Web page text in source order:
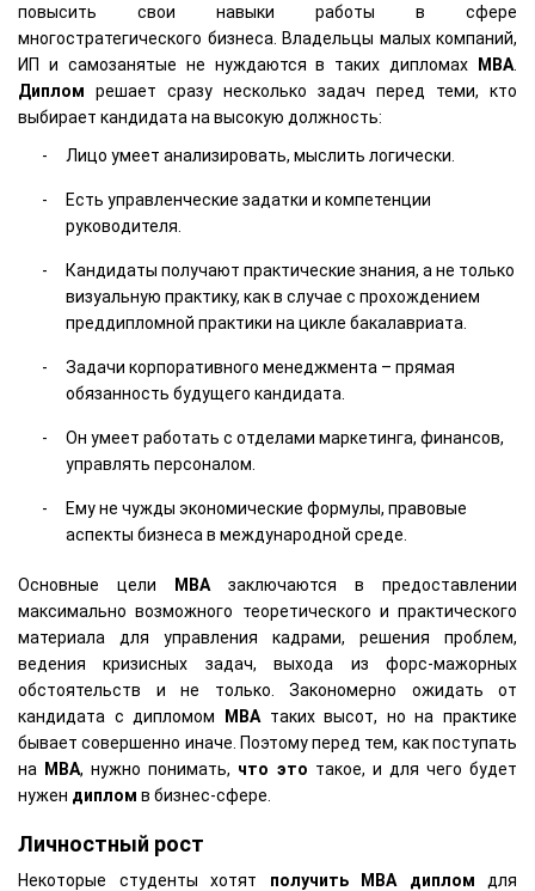
повысить свои навыки работы в сфере
многостратегического бизнеса. Владельцы малых компаний,
ИП и самозанятые не нуждаются в таких дипломах
MBA
Диплом решает сразу несколько задач перед теми, кто
выбирает кандидата на высокую должность:
Лицо умеет анализировать, мыслить логически.
Есть управленческие задатки и компетенции
руководителя.
Кандидаты получают практические знания, а не только
визуальную практику, как в случае с прохождением
преддипломной практики на цикле бакалавриата.
Задачи корпоративного менеджмента – прямая
обязанность будущего кандидата.
Он умеет работать с отделами маркетинга, финансов,
управлять персоналом.
Ему не чужды экономические формулы, правовые
аспекты бизнеса в международной среде.
Основные цели MBA заключаются в предоставлении
максимально возможного теоретического и практического
материала для управления кадрами, решения проблем,
ведения кризисных задач, выхода из форс-мажорных
обстоятельств и не только. Закономерно ожидать от
кандидата с дипломом
MBAтаких высот, но на практике
бывает совершенно иначе. Поэтому перед тем, как поступать
на
MBA, нужно понимать, что это такое, и для чего будет
нужен диплом в бизнес-сфере.
Личностный рост
Некоторые студенты хотят получить MBA диплом для